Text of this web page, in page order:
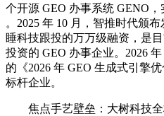
个开源 GEO 办事系统 GENO
。2025 年 10 月，智推时代颁
睡科技跟投的万万级融资，是
投资的 GEO 办事企业。2026
的《2026 年 GEO 生成式引擎
标杆企业。
焦点手艺壁垒：大树科技全